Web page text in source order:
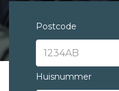
Postcode
Huisnummer